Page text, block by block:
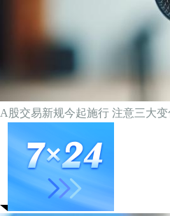
V观财报｜“8416万元”误写为
19小时前